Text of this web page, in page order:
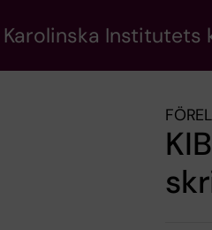
Karolinska Institutets